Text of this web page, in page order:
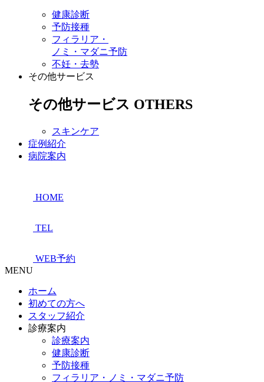
健康診断
予防接種
フィラリア・
ノミ・マダニ予防
不妊・去勢
その他サービス
その他サービス OTHERS
スキンケア
症例紹介
病院案内
HOME
TEL
WEB予約
MENU
ホーム
初めての方へ
スタッフ紹介
診療案内
診療案内
健康診断
予防接種
フィラリア・ノミ・マダニ予防